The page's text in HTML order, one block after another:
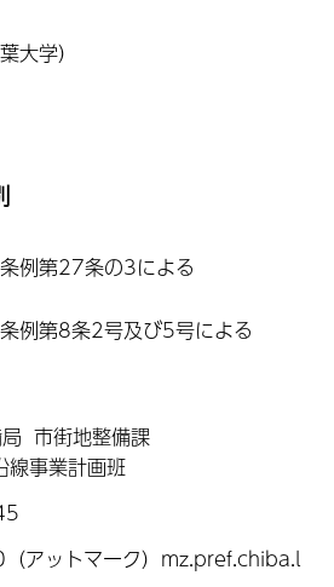
大学）
条例第27条の3による
条例第8条2号及び5号による
市街地整備課
線事業計画班
アットマーク）mz.pref.chiba.l